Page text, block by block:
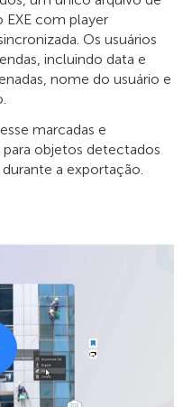
com player
Os usuários
incluindo data e
nome do usuário e
marcadas e
objetos detectados
a exportação.